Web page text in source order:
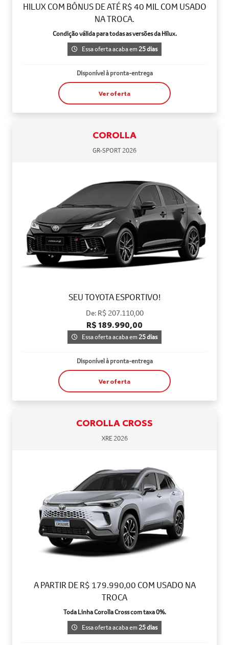
HILUX COM BÔNUS DE ATÉ R$ 40 MIL COM USADO
NA TROCA.
Condição válida para todas as versões da Hilux.
Essa oferta acaba em25 dias
Disponível à pronta-entrega
Ver oferta
COROLLA
GR-SPORT 2026
SEU TOYOTA ESPORTIVO!
De: R$ 207.110,00
R$ 189.990,00
Essa oferta acaba em25 dias
Disponível à pronta-entrega
Ver oferta
COROLLA CROSS
XRE 2026
A PARTIR DE R$ 179.990,00 COM USADO NA
TROCA
Toda Linha Corolla Cross com taxa 0%.
Essa oferta acaba em25 dias